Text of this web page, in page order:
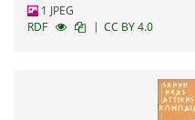
1 JPEG
RDF
| CC BY 4.0